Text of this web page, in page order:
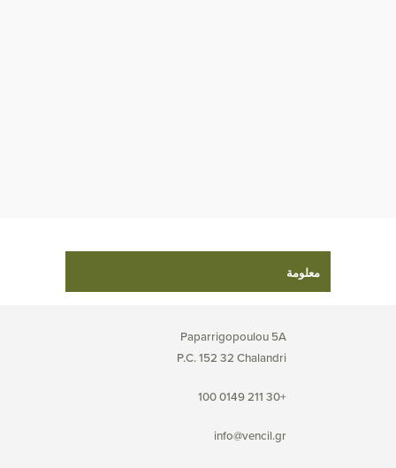
معلومة
Paparrigopoulou 5A
P.C. 152 32 Chalandri
+30 211 0149 100
info@vencil.gr